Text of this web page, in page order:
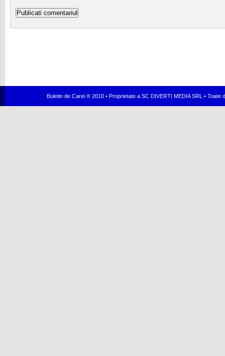
Buletin de Carei ® 2010 • Proprietate a SC DIVERTI MEDIA SRL •